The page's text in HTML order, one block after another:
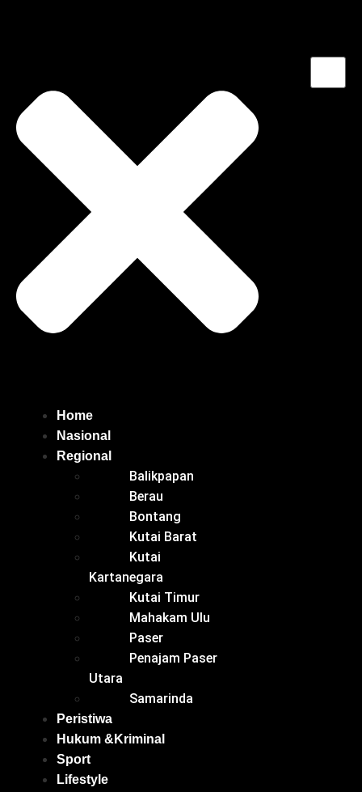
Home
Nasional
Regional
Balikpapan
Berau
Bontang
Kutai Barat
Kutai
Kartanegara
Kutai Timur
Mahakam Ulu
Paser
Penajam Paser
Utara
Samarinda
Peristiwa
Hukum &Kriminal
Sport
Lifestyle